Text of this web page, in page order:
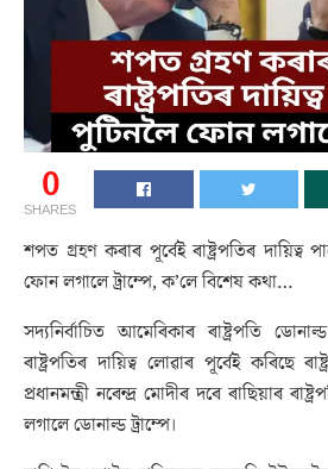
0
SHARES
শপত গ্ৰহণ কৰাৰ পূৰ্বেই ৰাষ্ট্ৰপতিৰ দায়িত্ব
ফোন লগালে ট্ৰাম্পে, ক’লে বিশেষ কথা…
সদ্যনিৰ্বাচিত আমেৰিকাৰ ৰাষ্ট্ৰপতি
ৰাষ্ট্ৰপতিৰ দায়িত্ব লোৱাৰ পূৰ্বেই কৰিছে
প্ৰধানমন্ত্ৰী নৰেন্দ্ৰ মোদীৰ দৰে ৰাছিয়াৰ
লগালে ডোনাল্ড ট্ৰাম্পে।